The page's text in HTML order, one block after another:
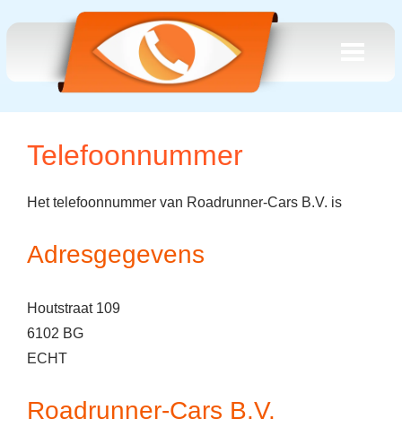
Telefoonnummer
Het telefoonnummer van Roadrunner-Cars B.V. is
Adresgegevens
Houtstraat 109
6102 BG
ECHT
Roadrunner-Cars B.V.